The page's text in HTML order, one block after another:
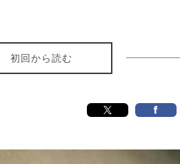
初回から読む